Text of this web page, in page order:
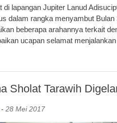
di lapangan Jupiter Lanud
dalam rangka menyambut
beberapa arahannya terkait
ucapan selamat
Sholat Tarawih
- 28 Mei 2017